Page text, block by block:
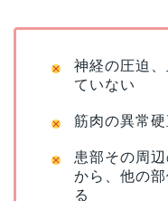
神経の圧迫
ていない
筋肉の異常
患部その周
から、他の
る